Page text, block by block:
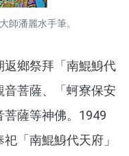
師潘麗水手筆。
鄉祭拜「南鯤鯓代
菩薩、「蚵寮保安
薩等神佛。1949
「南鯤鯓代天府」